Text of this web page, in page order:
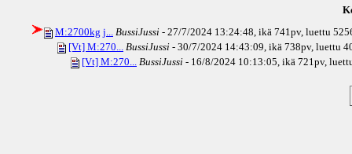
M:2700kg j... BussiJussi - 27/7/2024 13:24:48, ikä 741pv, luettu
[Vt] M:270... BussiJussi - 30/7/2024 14:43:09, ikä 738pv, luettu
[Vt] M:270... BussiJussi - 16/8/2024 10:13:05, ikä 721pv,